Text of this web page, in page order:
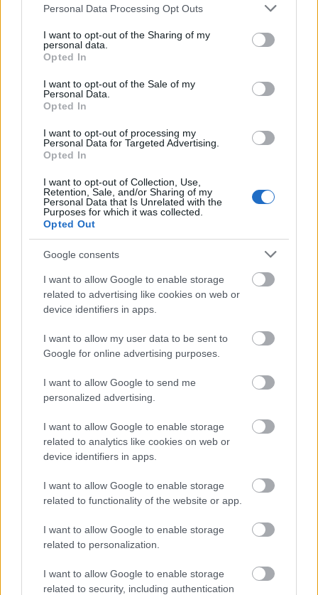
Please note that this website/app uses one or more Google
not limited to your visit or usage behaviour. You may click to
grant or deny consent to Google and its third-party tags to
use your data for below specified purposes in below Google
consent section.
Personal Data Processing Opt Outs
I want to opt-out of the Sharing of my
personal data.
Opted In
I want to opt-out of the Sale of my
Personal Data.
Opted In
I want to opt-out of processing my
Personal Data for Targeted Advertising.
Opted In
I want to opt-out of Collection, Use,
Retention, Sale, and/or Sharing of my
Personal Data that Is Unrelated with the
Purposes for which it was collected.
Opted Out
Google consents
I want to allow Google to enable storage
related to advertising like cookies on web or
device identifiers in apps.
I want to allow my user data to be sent to
Google for online advertising purposes.
I want to allow Google to send me
personalized advertising.
I want to allow Google to enable storage
related to analytics like cookies on web or
device identifiers in apps.
I want to allow Google to enable storage
related to functionality of the website or app.
I want to allow Google to enable storage
related to personalization.
I want to allow Google to enable storage
related to security, including authentication
GLAMOUR
Felejts el mindent, amit a
kapcsolatépítésről tudtál, és
mostantól építs erre a 6 vérprofi
módszerre
Kiderült, hány óra alvás szükséges,
hogy tovább élj és az agyad is a
legjobban funkcionáljon